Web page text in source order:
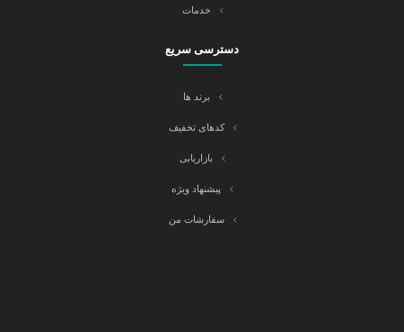
خدمات
دسترسی سریع
برند ها
کدهای تخفیف
بازاریابی
پیشنهاد ویژه
سفارشات من